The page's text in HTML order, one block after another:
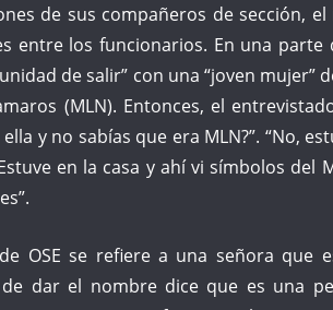
de sus compañeros de sección,
entre los funcionarios. En una parte
de salir” con una “joven mujer”
(MLN). Entonces, el
y no sabías que era MLN?”. “No,
en la casa y ahí vi símbolos del
OSE se refiere a una señora que
de dar el nombre dice que es una